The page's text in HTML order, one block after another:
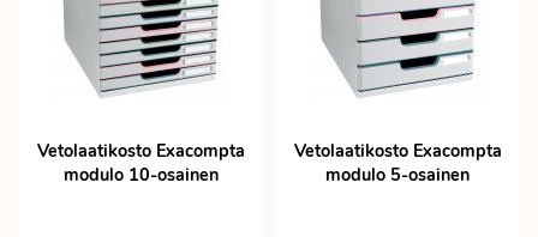
Vetolaatikosto Exacompta
modulo 10-osainen
Vetolaatikosto Exacompta
modulo 5-osainen